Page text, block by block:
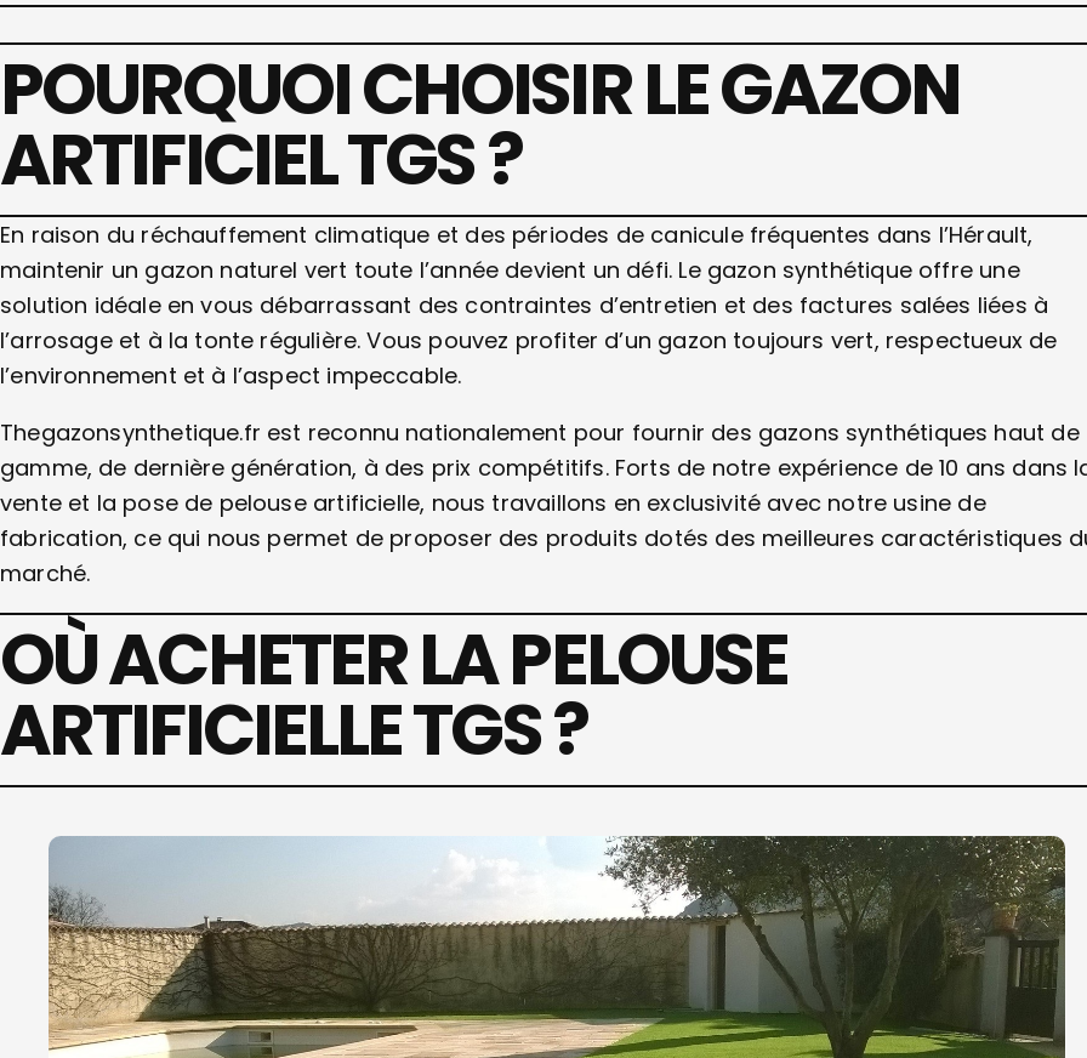
POURQUOI CHOISIR LE GAZON
ARTIFICIEL TGS ?
En raison du réchauffement climatique et des périodes de canicule fréquentes dans l’Hérault,
maintenir un gazon naturel vert toute l’année devient un défi. Le gazon synthétique offre une
solution idéale en vous débarrassant des contraintes d’entretien et des factures salées liées à
l’arrosage et à la tonte régulière. Vous pouvez profiter d’un gazon toujours vert, respectueux de
l’environnement et à l’aspect impeccable.
Thegazonsynthetique.fr est reconnu nationalement pour fournir des gazons synthétiques haut de
gamme, de dernière génération, à des prix compétitifs. Forts de notre expérience de 10 ans dans
vente et la pose de pelouse artificielle, nous travaillons en exclusivité avec notre usine de
fabrication, ce qui nous permet de proposer des produits dotés des meilleures caractéristiques
marché.
OÙ ACHETER LA PELOUSE
ARTIFICIELLE TGS ?